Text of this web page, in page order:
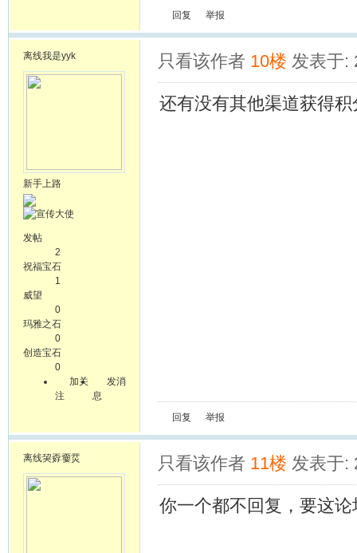
回复 举报
离线我是yyk
新手上路
发帖
2
祝福宝石
1
威望
0
玛雅之石
0
创造宝石
0
加关
注
发消
息
只看该作者 10楼 发表于:
还有没有其他渠道获得积
回复 举报
离线巭孬嫑烎 只看该作者 11楼 发表于:
你一个都不回复，要这